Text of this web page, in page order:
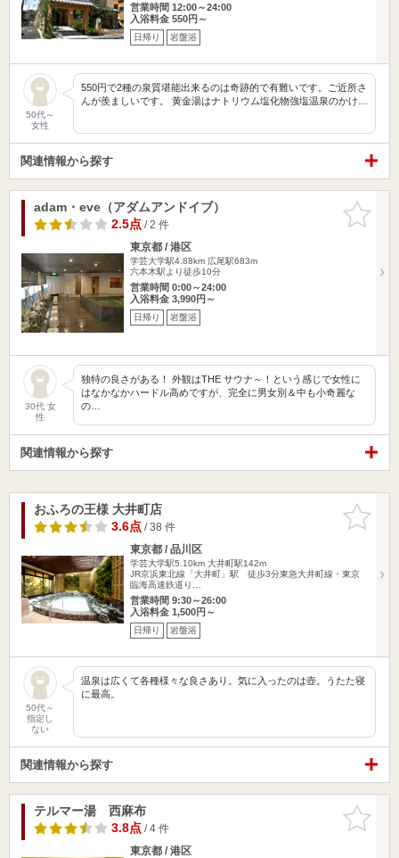
営業時間 12:00～24:00
入浴料金 550円～
日帰り 岩盤浴
50代～
女性
550円で2種の泉質堪能出来るのは奇跡的で有難いです。ご近所さ
んが羨ましいです。 黄金湯はナトリウム塩化物強塩温泉のかけ…
関連情報から探す
お気に入
りに追加
adam・eve（アダムアンドイブ）
2.5点/ 2 件
東京都 / 港区
学芸大学駅4.88km 広尾駅683m
六本木駅より徒歩10分
営業時間 0:00～24:00
入浴料金 3,990円～
日帰り 岩盤浴
30代 女
性
独特の良さがある！ 外観はTHE サウナ～！という感じで女性に
はなかなかハードル高めですが、完全に男女別＆中も小奇麗な
の…
関連情報から探す
お気に入
りに追加
おふろの王様 大井町店
3.6点/ 38 件
東京都 / 品川区
学芸大学駅5.10km 大井町駅142m
JR京浜東北線「大井町」駅 徒歩3分東急大井町線・東京
臨海高速鉄道り…
営業時間 9:30～26:00
入浴料金 1,500円～
日帰り 岩盤浴
50代～
指定し
ない
温泉は広くて各種様々な良さあり。気に入ったのは壺。うたた寝
に最高。
関連情報から探す
お気に入
りに追加
テルマー湯 西麻布
3.8点/ 4 件
東京都 / 港区